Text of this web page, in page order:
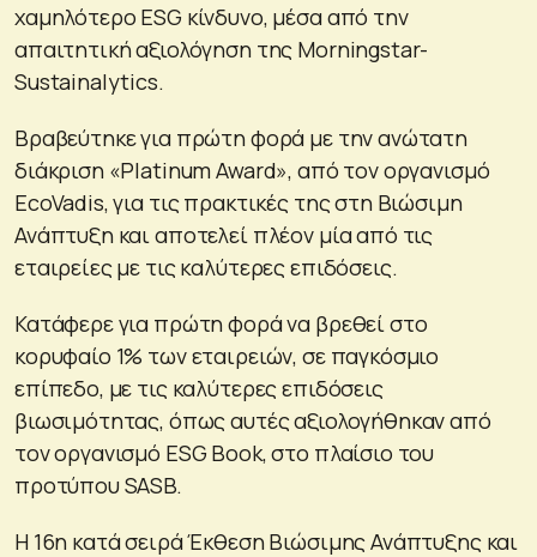
χαμηλότερο ESG κίνδυνο, μέσα από την
απαιτητική αξιολόγηση της Morningstar-
Sustainalytics.
Βραβεύτηκε για πρώτη φορά με την ανώτατη
διάκριση «Platinum Award», από τον οργανισμό
EcoVadis, για τις πρακτικές της στη Βιώσιμη
Ανάπτυξη και αποτελεί πλέον μία από τις
εταιρείες με τις καλύτερες επιδόσεις.
Κατάφερε για πρώτη φορά να βρεθεί στο
κορυφαίο 1% των εταιρειών, σε παγκόσμιο
επίπεδο, με τις καλύτερες επιδόσεις
βιωσιμότητας, όπως αυτές αξιολογήθηκαν από
τον οργανισμό ESG Book, στο πλαίσιο του
προτύπου SASB.
Η 16η κατά σειρά Έκθεση Βιώσιμης Ανάπτυξης και